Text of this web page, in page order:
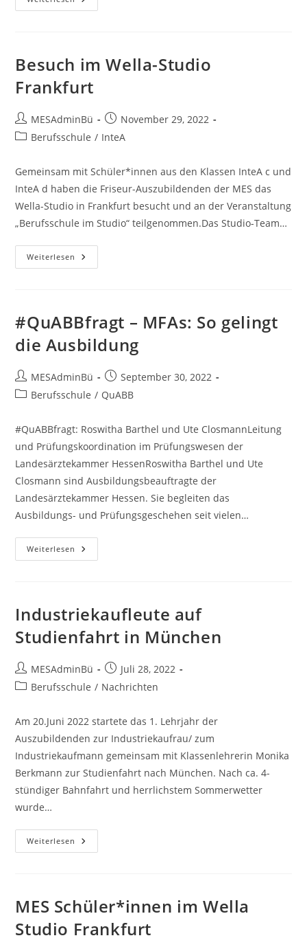
–
Ja
Nicht
Weg-
Oder
Besuch im Wella-Studio
Frankfurt
Beitrags-
Autor:
MESAdminBü
Beitrag
veröffentlicht:
November 29, 2022
Beitrags-
Berufsschule / InteA
Gemeinsam mit Schüler*innen aus den Klassen InteA c und
InteA d haben die Friseur-Auszubildenden der MES das
Wella-Studio in Frankfurt besucht und an der Veranstaltung
„Berufsschule im Studio“ teilgenommen.Das Studio-Team…
Weiterlesen Besuch
Im
#QuABBfragt – MFAs: So gelingt
die Ausbildung
Beitrags-
Autor:
MESAdminBü
Beitrag
veröffentlicht:
September 30, 2022
Beitrags-
Berufsschule / QuABB
#QuABBfragt: Roswitha Barthel und Ute ClosmannLeitung
und Prüfungskoordination im Prüfungswesen der
Landesärztekammer HessenRoswitha Barthel und Ute
Closmann sind Ausbildungsbeauftragte der
Landesärztekammer Hessen. Sie begleiten das
Ausbildungs- und Prüfungsgeschehen seit vielen…
Weiterlesen #QuABBfragt
–
Ausbildung
Industriekaufleute auf
Studienfahrt in München
Beitrags-
Autor:
MESAdminBü
Beitrag
veröffentlicht:
Juli 28, 2022
Beitrags-
Berufsschule / Nachrichten
Am 20.Juni 2022 startete das 1. Lehrjahr der
Auszubildenden zur Industriekaufrau/ zum
Industriekaufmann gemeinsam mit Klassenlehrerin Monika
Berkmann zur Studienfahrt nach München. Nach ca. 4-
stündiger Bahnfahrt und herrlichstem Sommerwetter
wurde…
Weiterlesen Industriekaufleute
Auf
MES Schüler*innen im Wella
Studio Frankfurt